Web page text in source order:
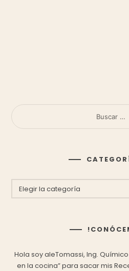
BUSCAR:
Hola soy aleTomassi, Ing.
en la cocina” para sacar mis